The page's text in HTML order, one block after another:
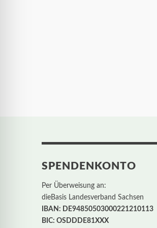
SPENDENKONTO
Per Überweisung an:
dieBasis Landesverband Sachsen
IBAN: DE94850503000221210113
BIC: OSDDDE81XXX